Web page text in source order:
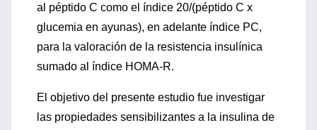
al péptido C como el índice 20/(péptido C x
glucemia en ayunas), en adelante índice PC,
para la valoración de la resistencia insulínica
sumado al índice HOMA-R.
El objetivo del presente estudio fue investigar
las propiedades sensibilizantes a la insulina de